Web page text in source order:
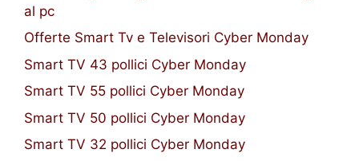
al pc
Offerte Smart Tv e Televisori Cyber Monday
Smart TV 43 pollici Cyber Monday
Smart TV 55 pollici Cyber Monday
Smart TV 50 pollici Cyber Monday
Smart TV 32 pollici Cyber Monday